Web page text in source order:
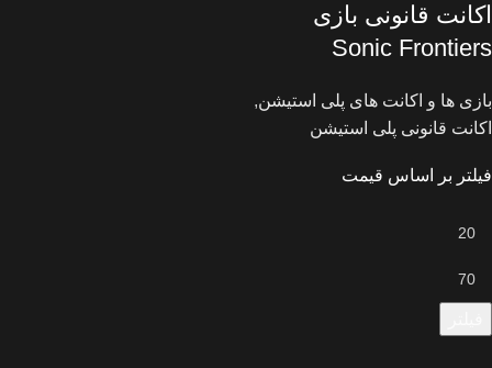
فیلتر بر اساس قیمت
اکانت قانونی بازی
Sonic Frontiers
بازی ها و اکانت های پلی استیشن,
اکانت قانونی پلی استیشن